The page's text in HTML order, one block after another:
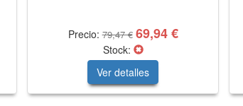
Precio:79,47 € 69,94 €
Stock:
Ver detalles